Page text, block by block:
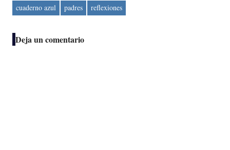
cuaderno azul padres reflexiones
Deja un comentario